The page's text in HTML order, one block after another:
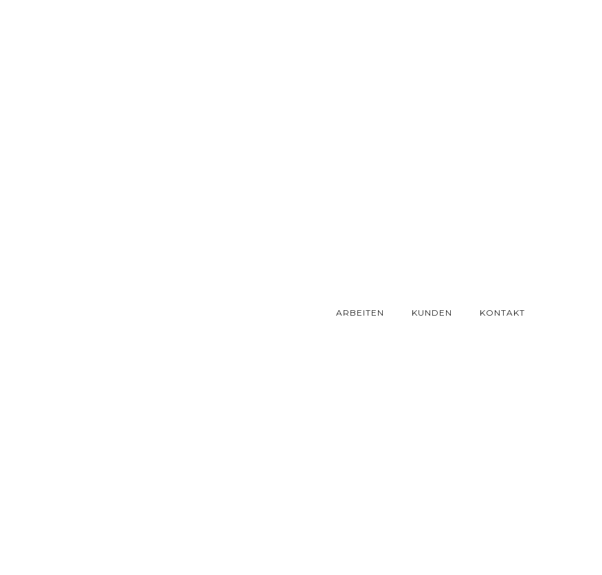
ARBEITEN KUNDEN KONTAKT